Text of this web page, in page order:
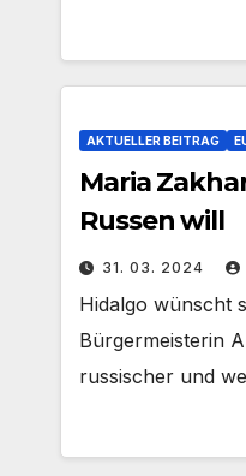
AKTUELLER BEITRAG
Maria Zakharowa
Russen will
31. 03. 2024
Hidalgo wünscht
Bürgermeisterin
russischer und